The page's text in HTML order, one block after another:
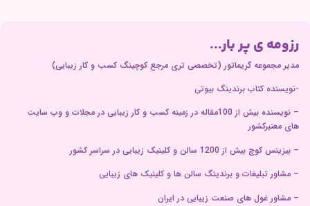
رزومه ی پر بار...
مدیر مجموعه گریماتور (تخصصی تری مرجع کوچینگ کسب و کار زیبایی)
-نویسنده کتاب برندینگ بیوتی
– نویسنده بیش از 100مقاله در زمینه کسب و کار زیبایی در مجلات و وب سایت
های معتبرکشور
– بیزینس کوچ بیش از 1200 سالن و کلینیک زیبایی در سراسر کشور
– مشاور تبلیغات و برندینگ سالن ها و کلینیک های زیبایی
– مشاور غول های صنعت زیبایی در ایران